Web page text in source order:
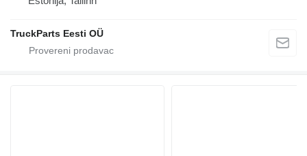
TruckParts Eesti OÜ